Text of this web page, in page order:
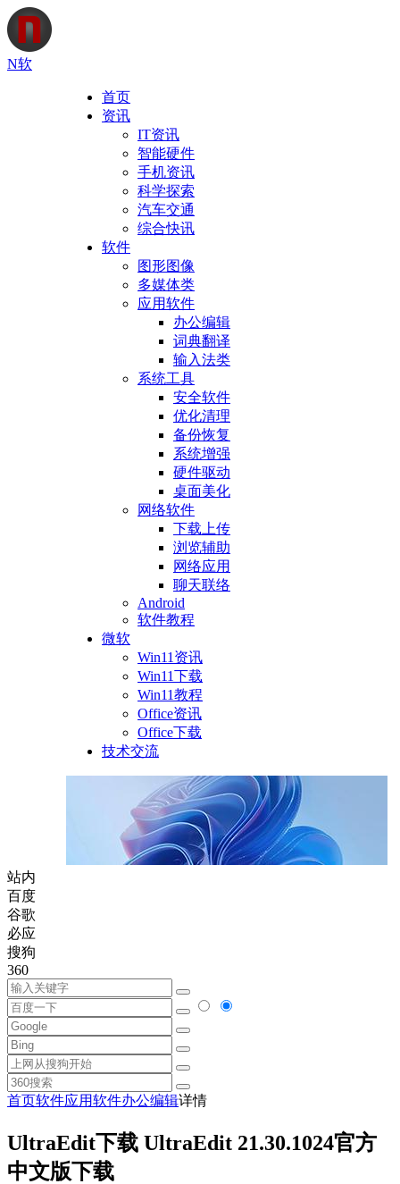
N软
首页
资讯
IT资讯
智能硬件
手机资讯
科学探索
汽车交通
综合快讯
软件
图形图像
多媒体类
应用软件
办公编辑
词典翻译
输入法类
系统工具
安全软件
优化清理
备份恢复
系统增强
硬件驱动
桌面美化
网络软件
下载上传
浏览辅助
网络应用
聊天联络
Android
软件教程
微软
Win11资讯
Win11下载
Win11教程
Office资讯
Office下载
技术交流
站内
百度
谷歌
必应
搜狗
360
首页软件应用软件办公编辑详情
UltraEdit下载 UltraEdit 21.30.1024官方
中文版下载